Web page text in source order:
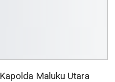
Kapolda Maluku Utara